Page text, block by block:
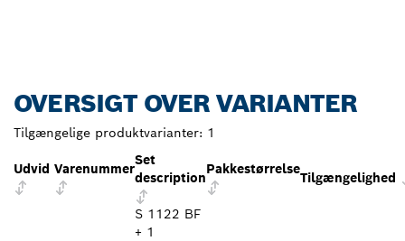
OVERSIGT OVER VARIANTER
Tilgængelige produktvarianter: 1
Udvid Varenummer
Set
description
Pakkestørrelse
Tilgængelighed
S 1122 BF
+ 1